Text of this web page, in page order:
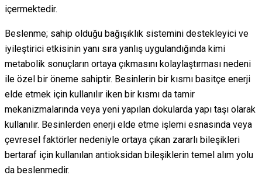
içermektedir.
Beslenme; sahip olduğu bağışıklık sistemini destekleyici ve
iyileştirici etkisinin yanı sıra yanlış uygulandığında kimi
metabolik sonuçların ortaya çıkmasını kolaylaştırması nedeni
ile özel bir öneme sahiptir. Besinlerin bir kısmı basitçe enerji
elde etmek için kullanılır iken bir kısmı da tamir
mekanizmalarında veya yeni yapılan dokularda yapı taşı olarak
kullanılır. Besinlerden enerji elde etme işlemi esnasında veya
çevresel faktörler nedeniyle ortaya çıkan zararlı bileşikleri
bertaraf için kullanılan antioksidan bileşiklerin temel alım yolu
da beslenmedir.